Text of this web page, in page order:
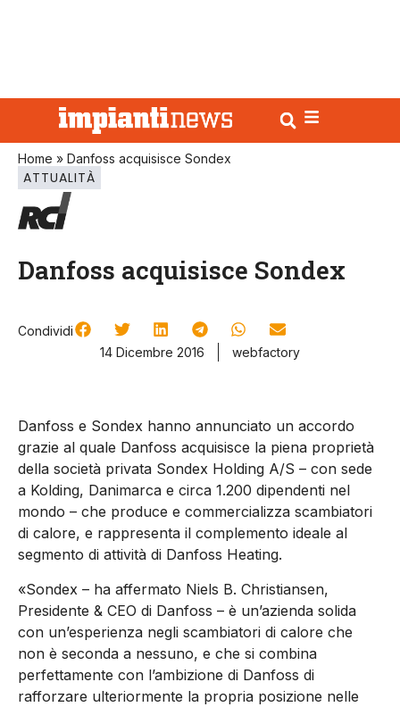
Home » Danfoss acquisisce Sondex
ATTUALITÀ
Danfoss acquisisce Sondex
Condividi
14 Dicembre 2016
webfactory
Danfoss e Sondex hanno annunciato un accordo
grazie al quale Danfoss acquisisce la piena proprietà
della società privata Sondex Holding A/S – con sede
a Kolding, Danimarca e circa 1.200 dipendenti nel
mondo – che produce e commercializza scambiatori
di calore, e rappresenta il complemento ideale al
segmento di attività di Danfoss Heating.
«Sondex – ha affermato Niels B. Christiansen,
Presidente & CEO di Danfoss – è un’azienda solida
con un’esperienza negli scambiatori di calore che
non è seconda a nessuno, e che si combina
perfettamente con l’ambizione di Danfoss di
rafforzare ulteriormente la propria posizione nelle